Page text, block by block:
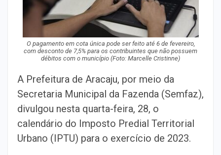
O pagamento em cota única pode ser feito até 6 de fevereiro,
com desconto de 7,5% para os contribuintes que não possuem
débitos com o município (Foto: Marcelle Cristinne)
A Prefeitura de Aracaju, por meio da
Secretaria Municipal da Fazenda (Semfaz),
divulgou nesta quarta-feira, 28, o
calendário do Imposto Predial Territorial
Urbano (IPTU) para o exercício de 2023.